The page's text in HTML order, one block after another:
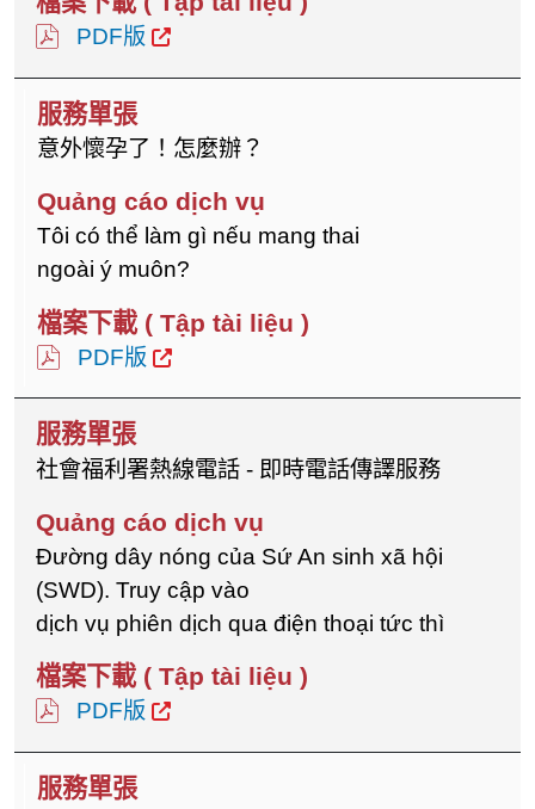
PDF版
意外懷孕了！怎麼辦？
Tôi có thể làm gì nếu mang thai
ngoài ý muôn?
PDF版
社會福利署熱線電話 - 即時電話傳譯服務
Đường dây nóng của Sứ An sinh xã hội
(SWD). Truy cập vào
dịch vụ phiên dịch qua điện thoại tức thì
PDF版